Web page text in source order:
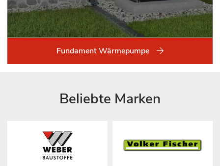
Fundament Wärmepumpe
Beliebte Marken